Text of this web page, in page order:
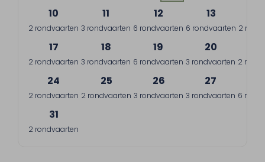
10
2 rondvaarten
11
3 rondvaarten
12
6 rondvaarten
13
6 rondvaarten 2
17
2 rondvaarten
18
3 rondvaarten
19
6 rondvaarten
20
3 rondvaarten 2
24
2 rondvaarten
25
2 rondvaarten
26
3 rondvaarten
27
3 rondvaarten 6
31
2 rondvaarten